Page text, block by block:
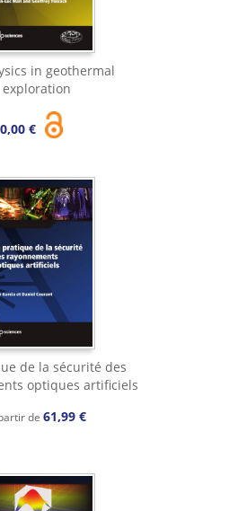
in geothermal
exploration
0,00 €
de la sécurité des
optiques artificiels
de 61,99 €